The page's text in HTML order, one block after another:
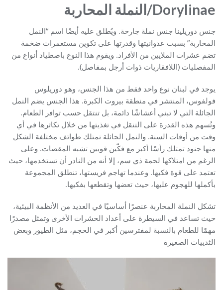
Dorylinae/النملة المحاربة
جنس دوريلينا جنس نملة جارحة. ويُطلق عليه أيضًا اسم “النمل
المحاربة” بسبب عدوانيتها وقدرتها على تكوين مستعمرات ضخمة
تضم عشرات الملايين من الأفراد. ويقوم هذا النوع باصطياد أنواع من
المفصليات (اللافقاريات ذوات أرجل بمفاصل).
يوجد في لبنان نوع واحد فقط من هذا الجنس، وهو دوريلوس
فولفوس، المنتشر في منطقة بيروت الكبرة. هذا الجنس يضم النمل
الجائلة التي لا تبني أعشاشًا دائمة، بل تنتقل حسب توافر الطعام.
وتُسهم هذه القدرة على التنقل في تغذيتها من خلال تكاثرها في أي
وقت من أوقات السنة. والنمل الجائلة تمتلك طوائف مختلفة الشكل
منها جنود تمتلك رأسًا أكبر مع فكّين قويين تشبه المقصات. وعلى
الرغم من امتلاكها لحمة ذي سم، إلا أنه من النادر أن تستخدمها، حيث
تعتمد على قوة فكيها. وعندما تهاجم فريستها، تنطلق المجموعة
بأكملها للهجوم عليها، حيث تعضها وتقطعها بفكيها.
تشكل النملة المحاربة عنصرًا أساسيًا في العديد من الأنظمة البيئية،
حيث تساعد في السيطرة على أعداد الحشرات الأخرى وتمثل مصدرًا
مهمًا للطعام بالنسبة لمفترسين أكبر في الحجم، مثل الطيور وبعض
الثدييات الصغيرة